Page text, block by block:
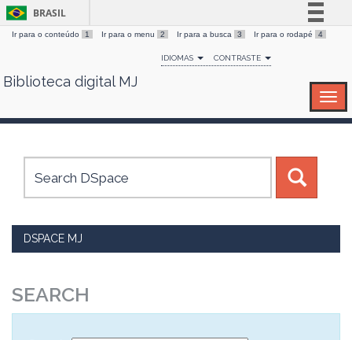
Skip
BRASIL
Simplifique!
Comunica BR
Canais
Ir para o conteúdo 1 Ir para o menu 2 Ir para a busca 3 Ir para o rodapé 4
IDIOMAS CONTRASTE
Biblioteca digital MJ
DSPACE MJ
SEARCH